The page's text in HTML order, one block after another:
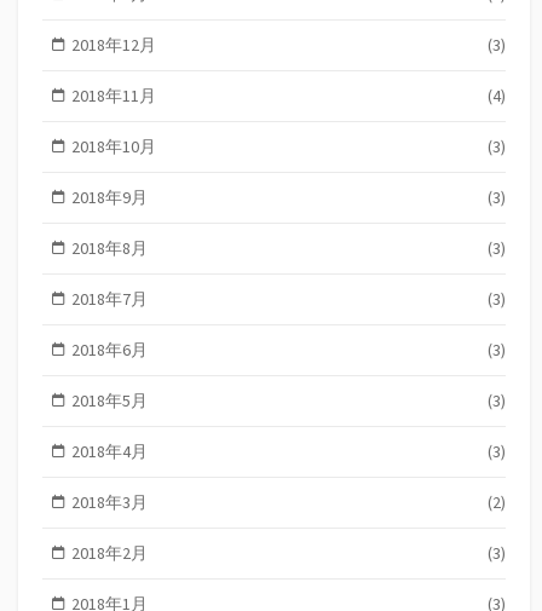
2018年12月 (3)
2018年11月 (4)
2018年10月 (3)
2018年9月 (3)
2018年8月 (3)
2018年7月 (3)
2018年6月 (3)
2018年5月 (3)
2018年4月 (3)
2018年3月 (2)
2018年2月 (3)
2018年1月 (3)